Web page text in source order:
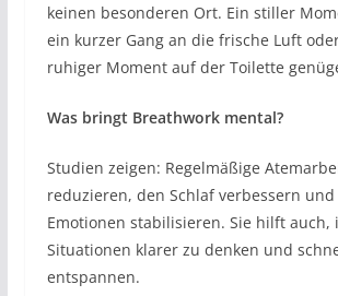
keinen besonderen Ort. Ein stiller
ein kurzer Gang an die frische Luft
ruhiger Moment auf der Toilette
Was bringt Breathwork mental?
Studien zeigen: Regelmäßige
reduzieren, den Schlaf verbessern und
Emotionen stabilisieren. Sie hilft auch,
Situationen klarer zu denken und
entspannen.